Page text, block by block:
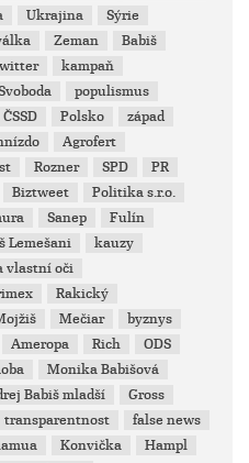
Ukrajina
Sýrie
Zeman
Babiš
kampaň
populismus
ČSSD Polsko
západ
Agrofert
Rozner SPD
PR
Biztweet
Politika s.r.o.
Sanep
Fulín
Lemešani
kauzy
vlastní oči
Rakický
Mečiar
byznys
Ameropa Rich
ODS
Monika Babišová
Babiš mladší
Gross
transparentnost
false news
Konvička
Hampl